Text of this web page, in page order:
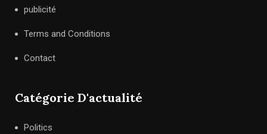
publicité
Terms and Conditions
Contact
Catégorie D'actualité
Politics